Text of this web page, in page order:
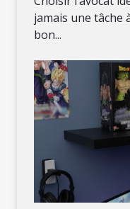
jamais une tâche
bon...